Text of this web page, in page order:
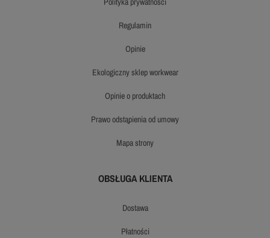
regulamin
opinie
ekologiczny sklep workwear
opinie o produktach
prawo odstąpienia od umowy
mapa strony
OBSŁUGA KLIENTA
dostawa
płatności